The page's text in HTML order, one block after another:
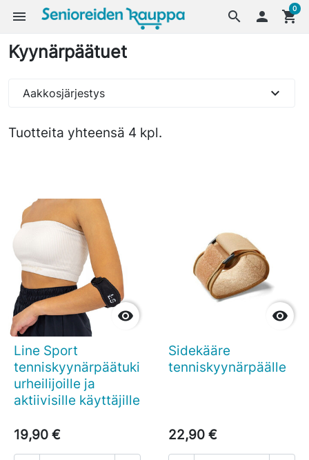
search
menu  shopping_cart
0
Kyynärpäätuet
Tuotteita yhteensä 4 kpl.
Aakkosjärjestys expand_more

Line Sport
tenniskyynärpäätuki
urheilijoille ja
aktiivisille käyttäjille
19,90 €

Sidekääre
tenniskyynärpäälle
22,90 €